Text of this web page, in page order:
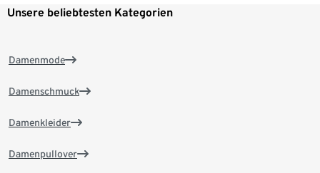
Unsere beliebtesten Kategorien
Damenmode
Damenschmuck
Damenkleider
Damenpullover